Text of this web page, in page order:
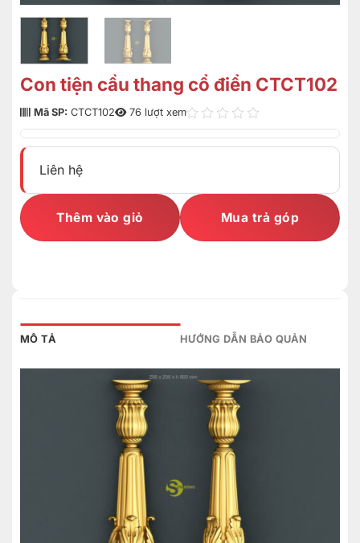
Con tiện cầu thang cổ điển CTCT102
Mã SP: CTCT102 76 lượt xem
Liên hệ
Thêm vào giỏ Mua trả góp
MÔ TẢ HƯỚNG DẪN BẢO QUẢN